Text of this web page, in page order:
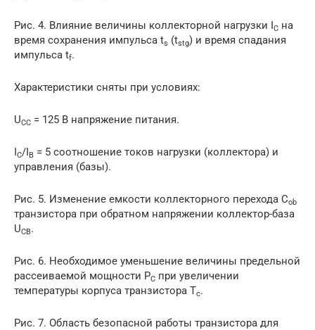
Рис. 4. Влияние величины коллекторной нагрузки IC на
время сохранения импульса ts (tstg) и время спадания
импульса tf.
Характеристики сняты при условиях:
UCC = 125 В напряжение питания.
IС/IB = 5 соотношение токов нагрузки (коллектора) и
управления (базы).
Рис. 5. Изменение емкости коллекторного перехода Cob
транзистора при обратном напряжении коллектор-база
UCB.
Рис. 6. Необходимое уменьшение величины предельной
рассеиваемой мощности PC при увеличении
температуры корпуса транзистора Tc.
Рис. 7. Область безопасной работы транзистора для